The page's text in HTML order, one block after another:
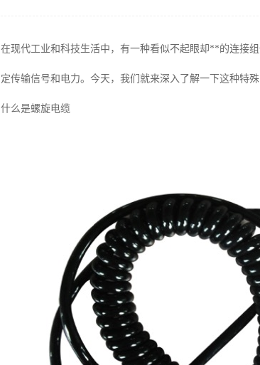
在现代工业和科技生活中，有一种看似不起眼却**的连接
定传输信号和电力。今天，我们就来深入了解一下这种特殊
什么是螺旋电缆